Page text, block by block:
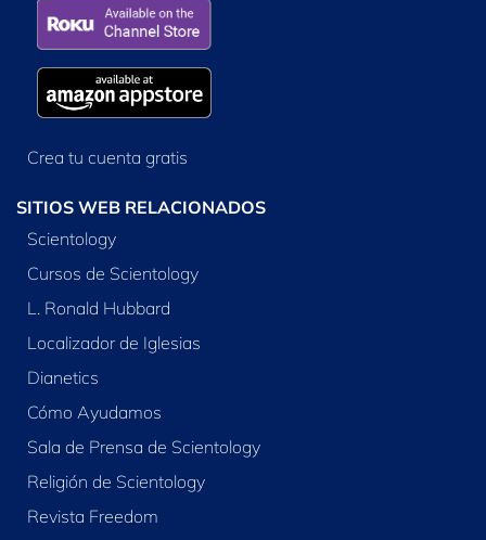
Crea tu cuenta gratis
SITIOS WEB RELACIONADOS
Scientology
Cursos de Scientology
L. Ronald Hubbard
Localizador de Iglesias
Dianetics
Cómo Ayudamos
Sala de Prensa de Scientology
Religión de Scientology
Revista Freedom